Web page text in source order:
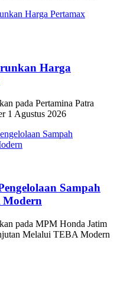
Harga
pada Pertamina Patra
1 Agustus 2026
Sampah
Modern
pada MPM Honda Jatim
Melalui TEBA Modern